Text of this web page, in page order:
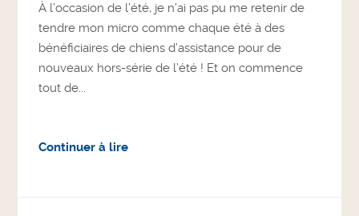
À l’occasion de l’été, je n’ai pas pu me retenir de
tendre mon micro comme chaque été à des
bénéficiaires de chiens d’assistance pour de
nouveaux hors-série de l’été ! Et on commence
tout de...
Continuer à lire